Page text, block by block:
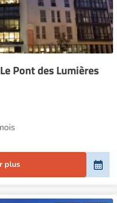
Pont des Lumières
plus